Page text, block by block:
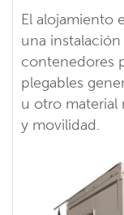
El alojamiento
una
contenedores
plegables
u otro material
y movilidad.